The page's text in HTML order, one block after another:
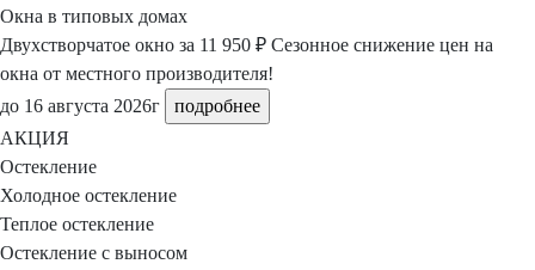
Окна в типовых домах
Двухстворчатое окно за 11 950 ₽ Сезонное снижение цен на
окна от местного производителя!
до 16 августа 2026г
подробнее
АКЦИЯ
Остекление
Холодное остекление
Теплое остекление
Остекление с выносом